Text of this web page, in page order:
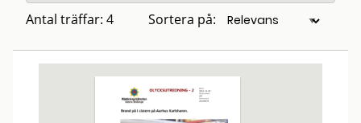
Antal träffar: 4 Sortera på: